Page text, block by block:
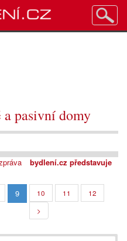
pasivní domy
bydlení.cz představuje
9 10 11
12
>